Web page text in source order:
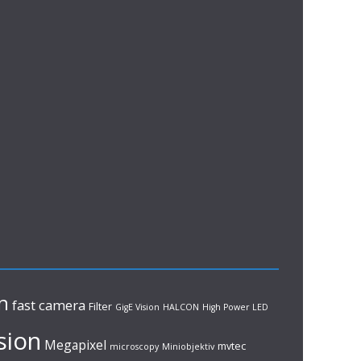
fast camera Filter GigE Vision HALCON High Power LED
Megapixel microscopy Miniobjektiv mvtec